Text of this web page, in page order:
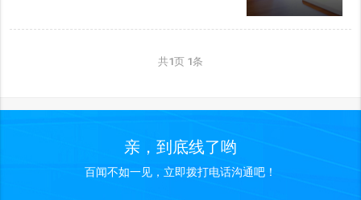
共1页 1条
亲，到底线了哟
百闻不如一见，立即拨打电话沟通吧！